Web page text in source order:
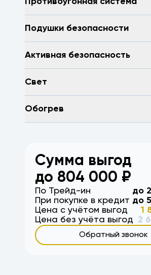
Подушки безопасности
Активная безопасность
Свет
Обогрев
Сумма выгод
до 804 000 ₽
По Трейд-ин до
При покупке в кредит до
Цена с учётом выгод
1
Цена без учёта выгод
2
Обратный звонок